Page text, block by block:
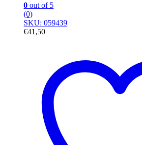
0 out of 5
(0)
SKU: 059439
€41,50